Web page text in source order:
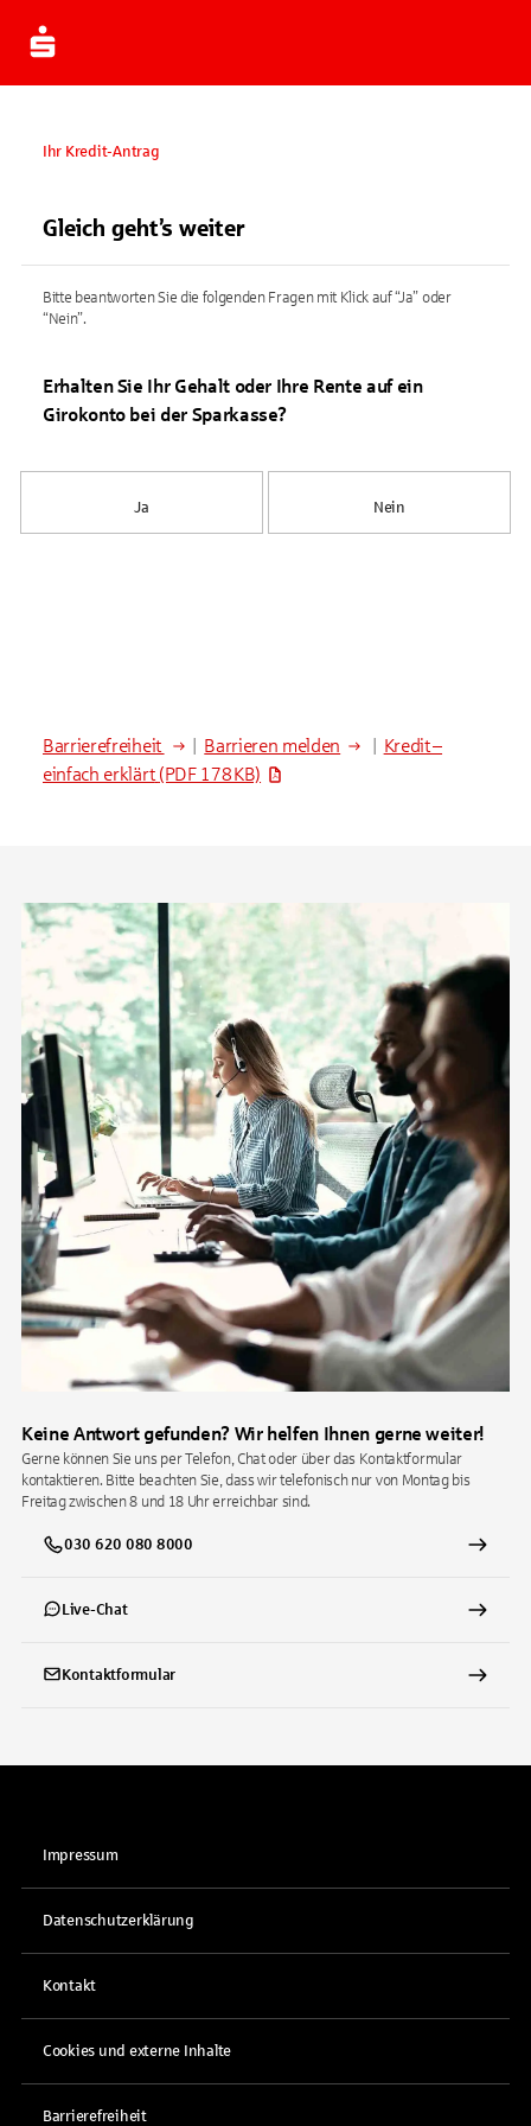
Ihr Kredit-Antrag
Gleich geht’s weiter
Bitte beantworten Sie die folgenden Fragen mit Klick auf “Ja” oder
“Nein”.
Erhalten Sie Ihr Gehalt oder Ihre Rente auf ein
Girokonto bei der Sparkasse?
Ja Nein
Barrierefreiheit Barrieren melden
Kredit –
einfach erklärt (PDF 178 KB)
Keine Antwort gefunden? Wir helfen Ihnen gerne weiter!
Gerne können Sie uns per Telefon, Chat oder über das Kontaktformular
kontaktieren. Bitte beachten Sie, dass wir telefonisch nur von Montag bis
Freitag zwischen 8 und 18 Uhr erreichbar sind.
030 620 080 8000
Live-Chat
Kontaktformular
Impressum
Datenschutzerklärung
Kontakt
Cookies und externe Inhalte
Barrierefreiheit